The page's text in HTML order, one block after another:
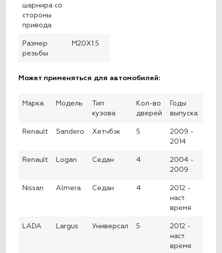
шарнира со
стороны
привода
Размер
резьбы
M20X1.5
Может применяться для автомобилей:
Марка Модель
Тип
кузова
Кол-во
дверей
Годы
выпуска
Renault Sandero Хетчбэк 5
2009 -
2014
Renault Logan Седан 4
2004 -
2009
Nissan Almera Седан 4
2012 -
наст.
время
LADA Largus Универсал 5
2012 -
наст.
время